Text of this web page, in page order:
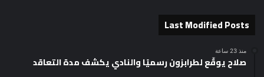
Last Modified Posts
منذ 23 ساعة
صلاح يوقّع لطرابزون رسميًا والنادي يكشف مدة التعاقد